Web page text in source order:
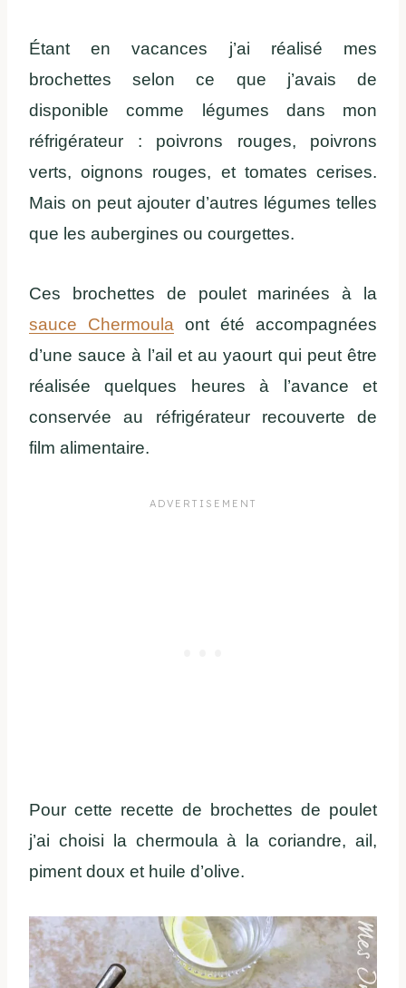
Étant en vacances j’ai réalisé mes
brochettes selon ce que j’avais de
disponible comme légumes dans mon
réfrigérateur : poivrons rouges, poivrons
verts, oignons rouges, et tomates cerises.
Mais on peut ajouter d’autres légumes telles
que les aubergines ou courgettes.
Ces brochettes de poulet marinées à la
sauce Chermoula ont été accompagnées
d’une sauce à l’ail et au yaourt qui peut être
réalisée quelques heures à l’avance et
conservée au réfrigérateur recouverte de
film alimentaire.
Pour cette recette de brochettes de poulet
j’ai choisi la chermoula à la coriandre, ail,
piment doux et huile d’olive.